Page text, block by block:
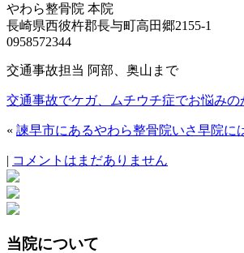
やわら整骨院 本院
長崎県西彼杵郡長与町高田郷2155-1
0958572344
交通事故担当 阿部、奥山まで
交通事故でケガ、ムチウチ症でお悩み
« 諫早市にあるやわら整骨院いさ早院に
| コメントはまだありません
当院について